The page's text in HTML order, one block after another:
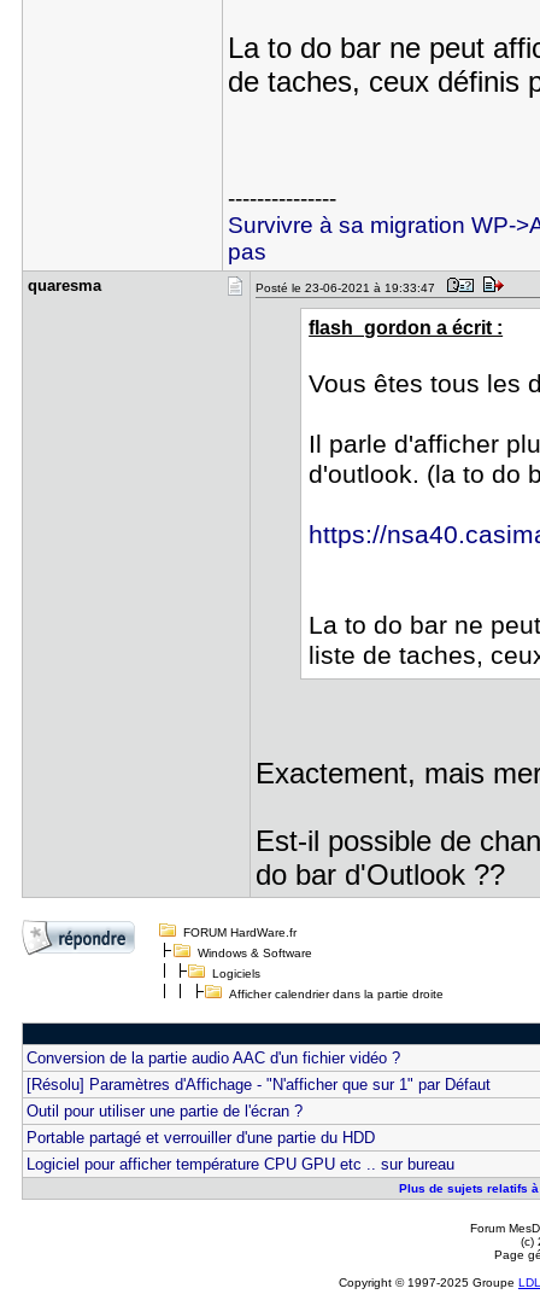
La to do bar ne peut
de taches, ceux définis
---------------
Survivre à sa migration WP-
pas
quaresma Posté le 23-06-2021 à 19:33:47
flash_gordon a écrit :
Vous êtes tous les
Il parle d'afficher
d'outlook. (la to do
https://
La to do bar ne
liste de taches,
Exactement, mais
Est-il possible de
do bar d'Outlook ??
FORUM HardWare.fr
Windows & Software
Logiciels
Afficher calendrier dans la partie droite
Conversion de la partie audio AAC d'un fichier vidéo ?
[Résolu] Paramètres d'Affichage - "N'afficher que sur 1" par Défaut
Outil pour utiliser une partie de l'écran ?
Portable partagé et verrouiller d'une partie du HDD
Logiciel pour afficher température CPU GPU etc .. sur bureau
Plus de sujets relatifs
Forum
(c)
Page
Copyright © 1997-2025 Groupe